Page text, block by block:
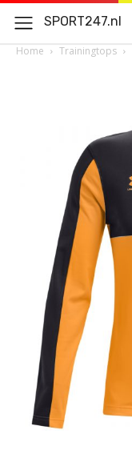
SPORT247.nl
Home Trainingtops